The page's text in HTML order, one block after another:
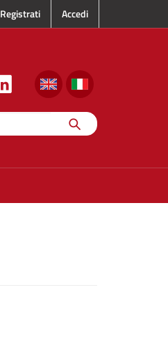
Registrati Accedi
Search